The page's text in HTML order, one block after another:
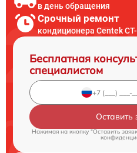
в день обращения
Срочный ремонт
кондиционера Centek
Бесплатная
специалистом
Оставить
Нажимая на кнопку "Оставить